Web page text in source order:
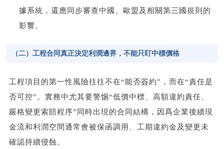
據系統，還應同步審查中國、歐盟及相關第三國規則的
影響。
（二）工程合同真正決定利潤邊界，不能只盯中標價格
工程項目的第一性風險往往不在“能否簽約”，而在“責任是
否可控”。實務中尤其要警惕“低價中標、高額違約責任、
嚴格變更索賠程序”同時出現的合同結構，因爲企業後續現
金流和利潤空間通常會被保函調用、工期違約金及變更未
確認持續侵蝕。